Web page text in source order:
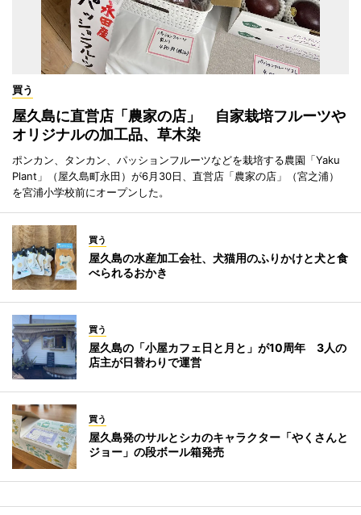
買う
屋久島に直営店「農家の店」 自家栽培フルーツや
オリジナルの加工品、草木染
ポンカン、タンカン、パッションフルーツなどを栽培する農園「Yaku
Plant」（屋久島町永田）が6月30日、直営店「農家の店」（宮之浦）
を宮浦小学校前にオープンした。
買う
屋久島の水産加工会社、犬猫用のふりかけと犬と食
べられるおかき
買う
屋久島の「小屋カフェ日と月と」が10周年 3人の
店主が日替わりで運営
買う
屋久島発のサルとシカのキャラクター「やくさんと
ジョー」の段ボール箱発売